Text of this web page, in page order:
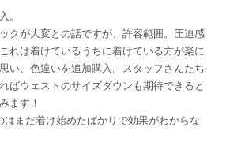
。
クが大変との話ですが、許容範囲。圧迫感
れは着けているうちに着けている方が楽に
い、色違いを追加購入。スタッフさんたち
ばウェストのサイズダウンも期待できると
ます！
はまだ着け始めたばかりで効果がわからな